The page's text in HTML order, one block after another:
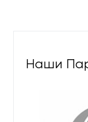
Наши